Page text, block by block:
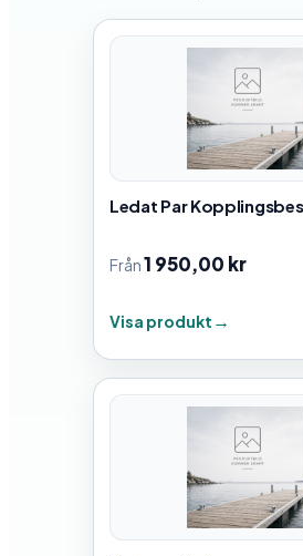
Ledat Par
Från1 950,00 kr
Visa produkt